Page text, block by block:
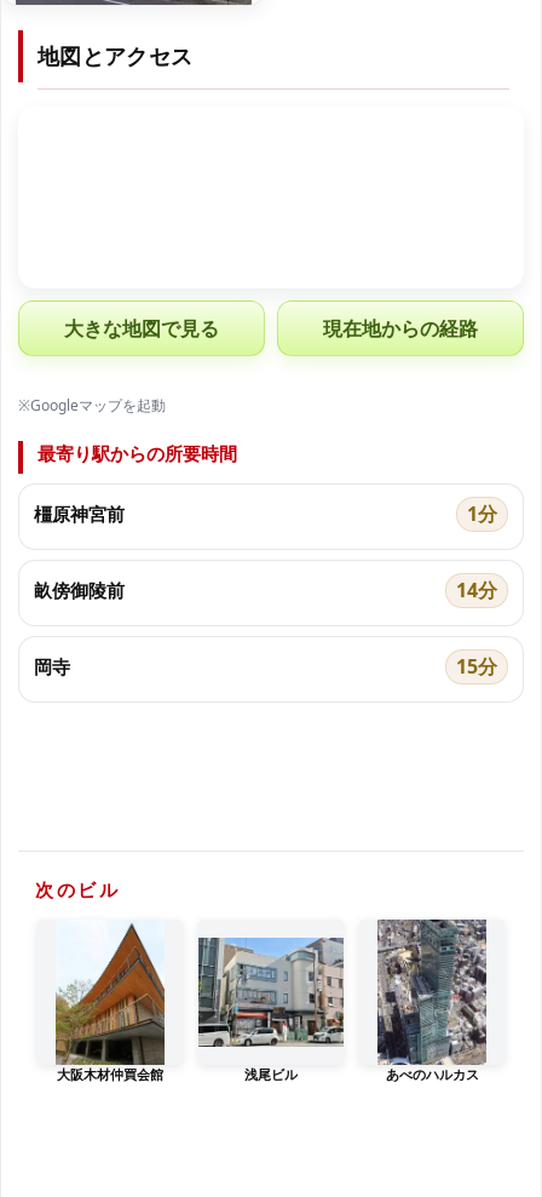
地図とアクセス
大きな地図で見る 現在地からの経路
※Googleマップを起動
最寄り駅からの所要時間
橿原神宮前 1分
畝傍御陵前 14分
岡寺 15分
次のビル
大阪木材仲買会館 浅尾ビル あべのハルカス